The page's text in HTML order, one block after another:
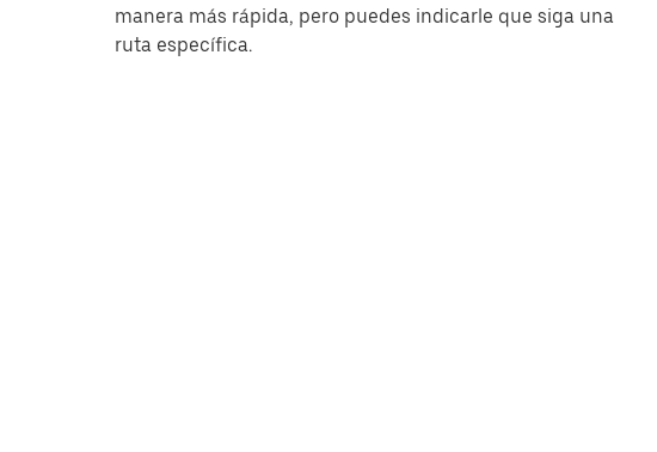
manera más rápida, pero puedes indicarle que siga una
ruta específica.